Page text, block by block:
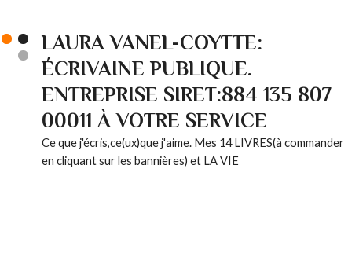
LAURA VANEL-COYTTE:
ÉCRIVAINE PUBLIQUE.
ENTREPRISE SIRET:884 135 807
00011 À VOTRE SERVICE
Ce que j'écris,ce(ux)que j'aime. Mes 14 LIVRES(à commander
en cliquant sur les bannières) et LA VIE